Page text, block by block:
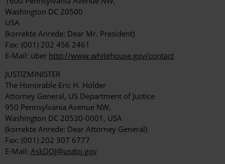
Washington DC 20500
USA
(korrekte Anrede: Dear Mr. President)
Fax: (001) 202 456 2461
E-Mail: über http://www.whitehouse.gov/contact
JUSTIZMINISTER
The Honorable Eric H. Holder
Attorney General, US Department of Justice
950 Pennsylvania Avenue NW,
Washington DC 20530-0001, USA
(korrekte Anrede: Dear Attorney General)
Fax: (001) 202 307 6777
E-Mail: AskDOJ@usdoj.gov